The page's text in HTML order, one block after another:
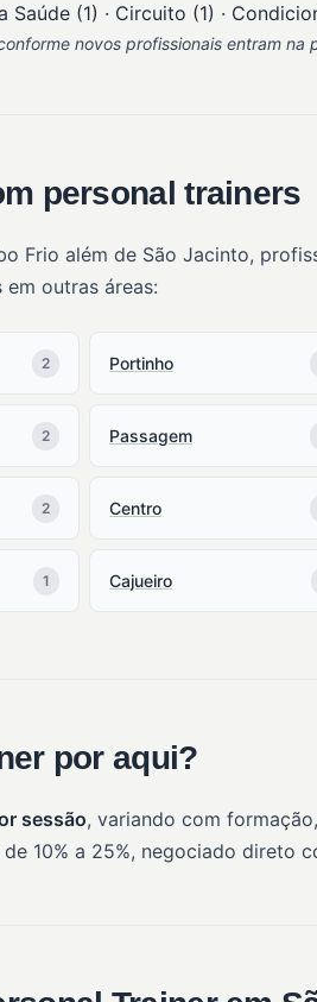
(1) · Circuito (1) ·
novos profissionais entram na
personal trainers
Frio além de São Jacinto,
outras áreas:
2 Portinho
2 Passagem
2 Centro
1 Cajueiro
por aqui?
sessão, variando com
10% a 25%, negociado direto